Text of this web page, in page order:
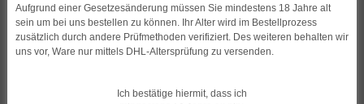
4,49*
Alter Preis:5,95
4,49*
Alter Preis:5,95
Aufgrund einer Gesetzesänderung müssen Sie mindestens 18 Jahre alt
sein um bei uns bestellen zu können. Ihr Alter wird im Bestellprozess
zusätzlich durch andere Prüfmethoden verifiziert. Des weiteren behalten wir
uns vor, Ware nur mittels DHL-Altersprüfung zu versenden.
Ich bestätige hiermit, dass ich